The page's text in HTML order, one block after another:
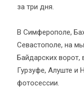
за три дня.
В Симферополе,
Севастополе, на
Байдарских ворот,
Гурзуфе, Алуште и
фотосессии.